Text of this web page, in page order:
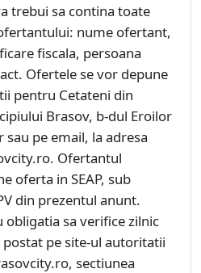
trebui sa contina toate
nume ofertant,
fiscala, persoana
Ofertele se vor depune
pentru Cetateni din
Brasov, b-dul Eroilor
pe email, la adresa
Ofertantul
oferta in SEAP, sub
din prezentul anunt.
sa verifice zilnic
pe site-ul autoritatii
sectiunea